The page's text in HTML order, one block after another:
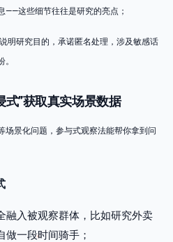
——这些细节往往是研究的亮点；
明研究目的，承诺匿名处理，涉及敏感话
式”获取真实场景数据
场景化问题，参与式观察法能帮你拿到问
融入被观察群体，比如研究外卖
一段时间骑手；